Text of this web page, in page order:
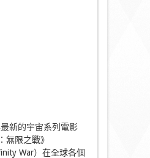
新的宇宙系列電影
無限之戰》
War）在全球各個